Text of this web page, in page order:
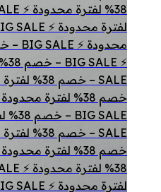
خصم 38% لفترة محدودة ⚡